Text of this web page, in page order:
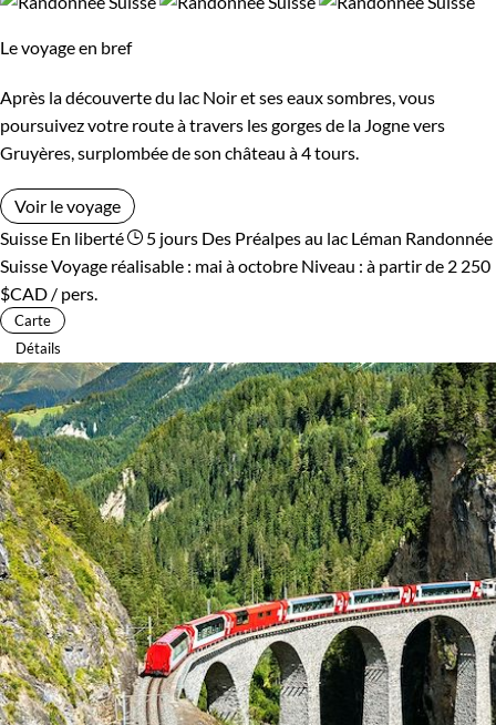
Le voyage en bref
Après la découverte du lac Noir et ses eaux sombres, vous
poursuivez votre route à travers les gorges de la Jogne vers
Gruyères, surplombée de son château à 4 tours.
Voir le voyage
Suisse En liberté 5 jours Des Préalpes au lac Léman Randonnée
SuisseVoyage réalisable : mai à octobre Niveau : à partir de 2 250
$CAD / pers.
Carte
Détails